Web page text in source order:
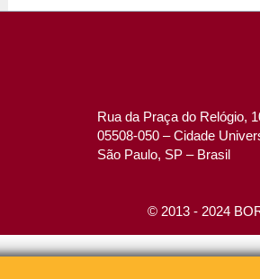
Rua da Praça do Relógio,
05508-050 – Cidade
São Paulo, SP – Brasil
© 2013 - 2024